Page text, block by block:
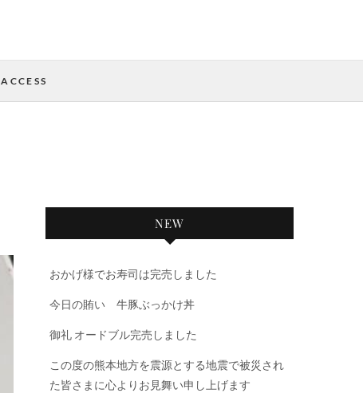
ACCESS
NEW
おかげ様でお寿司は完売しました
今日の賄い 牛豚ぶっかけ丼
御礼 オードブル完売しました
この度の熊本地方を震源とする地震で被災され
た皆さまに心よりお見舞い申し上げます